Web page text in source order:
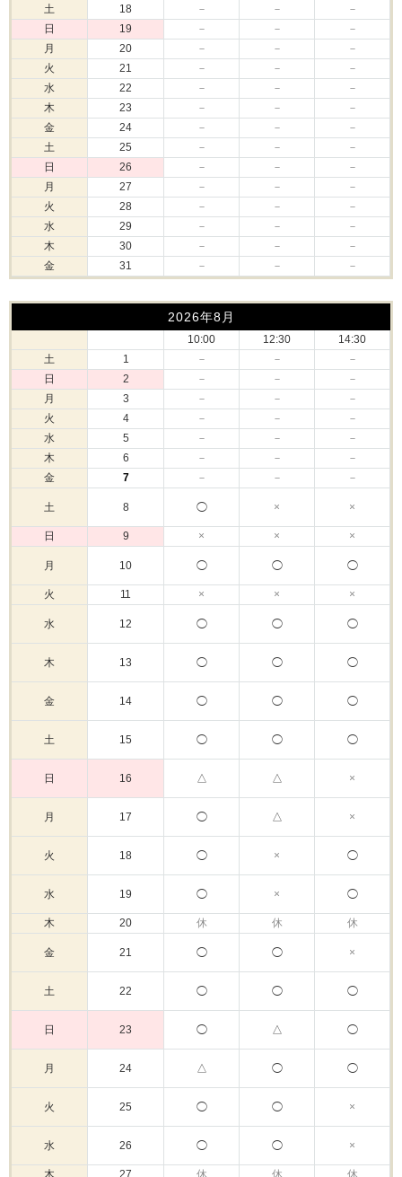
土
18 － －
－
日
19 － －
－
月
20 － －
－
火
21 － －
－
水
22 － －
－
木
23 － －
－
金
24 － －
－
土
25 － －
－
日
26 － －
－
月
27 － －
－
火
28 － －
－
水
29 － －
－
木
30 － －
－
金
31 － － －
2026年8月
10:00 12:30
14:30
土
1 － －
－
日
2 － －
－
月
3 － －
－
火
4 － －
－
水
5 － －
－
木
6 － －
－
金
7 － － －
土 8 ◯ × ×
日 9 × × ×
月 10 ◯ ◯ ◯
火 11 × × ×
水 12 ◯ ◯ ◯
木 13 ◯ ◯ ◯
金 14 ◯ ◯ ◯
土 15 ◯ ◯ ◯
日 16 △ △ ×
月 17 ◯ △ ×
火 18 ◯ × ◯
水 19 ◯ × ◯
木 20 休 休 休
金 21 ◯ ◯ ×
土 22 ◯ ◯ ◯
日 23 ◯ △ ◯
月 24 △ ◯ ◯
火 25 ◯ ◯ ×
水 26 ◯ ◯ ×
木 27 休 休 休